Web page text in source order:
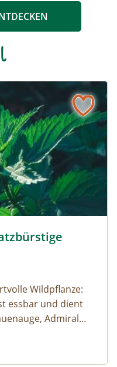
Wildpflanze:
essbar und dient
Admiral
fördert die
Perle im Garten